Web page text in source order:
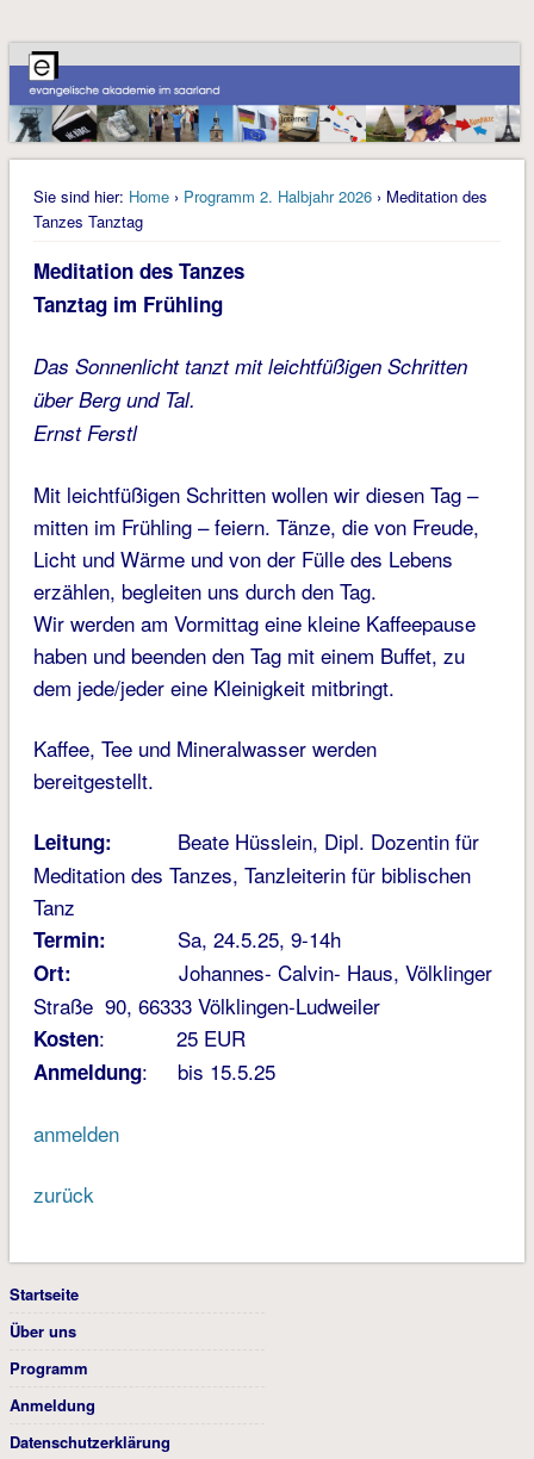
Sie sind hier: Home› Programm 2. Halbjahr 2026› Meditation des
Tanzes Tanztag
Meditation des Tanzes
Tanztag im Frühling
Das Sonnenlicht tanzt mit leichtfüßigen Schritten
über Berg und Tal.
Ernst Ferstl
Mit leichtfüßigen Schritten wollen wir diesen Tag –
mitten im Frühling – feiern. Tänze, die von Freude,
Licht und Wärme und von der Fülle des Lebens
erzählen, begleiten uns durch den Tag.
Wir werden am Vormittag eine kleine Kaffeepause
haben und beenden den Tag mit einem Buffet, zu
dem jede/jeder eine Kleinigkeit mitbringt.
Kaffee, Tee und Mineralwasser werden
bereitgestellt.
Leitung: Beate Hüsslein, Dipl. Dozentin für
Meditation des Tanzes, Tanzleiterin für biblischen
Tanz
Termin: Sa, 24.5.25, 9-14h
Ort: Johannes- Calvin- Haus, Völklinger
Straße 90, 66333 Völklingen-Ludweiler
Kosten: 25 EUR
Anmeldung: bis 15.5.25
anmelden
zurück
Startseite
Über uns
Programm
Anmeldung
Datenschutzerklärung